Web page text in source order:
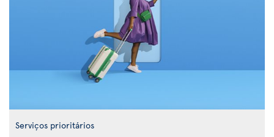
Serviços prioritários